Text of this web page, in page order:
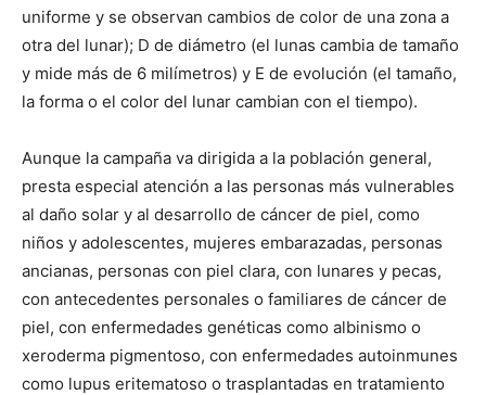
uniforme y se observan cambios de color de una zona a
otra del lunar); D de diámetro (el lunas cambia de tamaño
y mide más de 6 milímetros) y E de evolución (el tamaño,
la forma o el color del lunar cambian con el tiempo).
Aunque la campaña va dirigida a la población general,
presta especial atención a las personas más vulnerables
al daño solar y al desarrollo de cáncer de piel, como
niños y adolescentes, mujeres embarazadas, personas
ancianas, personas con piel clara, con lunares y pecas,
con antecedentes personales o familiares de cáncer de
piel, con enfermedades genéticas como albinismo o
xeroderma pigmentoso, con enfermedades autoinmunes
como lupus eritematoso o trasplantadas en tratamiento